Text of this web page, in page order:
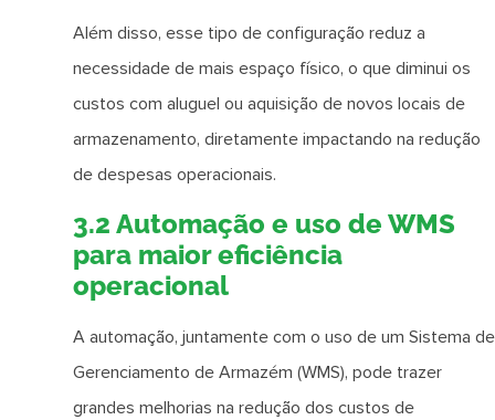
Além disso, esse tipo de configuração reduz a
necessidade de mais espaço físico, o que diminui os
custos com aluguel ou aquisição de novos locais de
armazenamento, diretamente impactando na redução
de despesas operacionais.
3.2 Automação e uso de WMS
para maior eficiência
operacional
A automação, juntamente com o uso de um Sistema de
Gerenciamento de Armazém (WMS), pode trazer
grandes melhorias na redução dos custos de